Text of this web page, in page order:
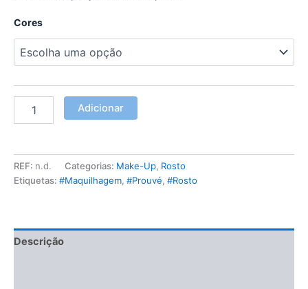
Cores
Adicionar
REF: n.d. Categorias: Make-Up, Rosto
Etiquetas: #Maquilhagem, #Prouvé, #Rosto
Descrição